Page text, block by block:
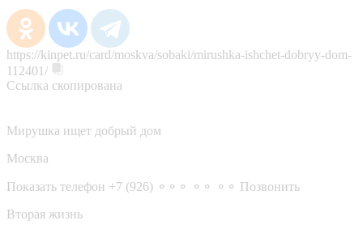
https://kinpet.ru/card/moskva/sobaki/mirushka-ishchet-dobryy-dom-
112401/
Ссылка скопирована
Мирушка ищет добрый дом
Москва
Показать телефон +7 (926) ⚬⚬⚬ ⚬⚬ ⚬⚬ Позвонить
Вторая жизнь